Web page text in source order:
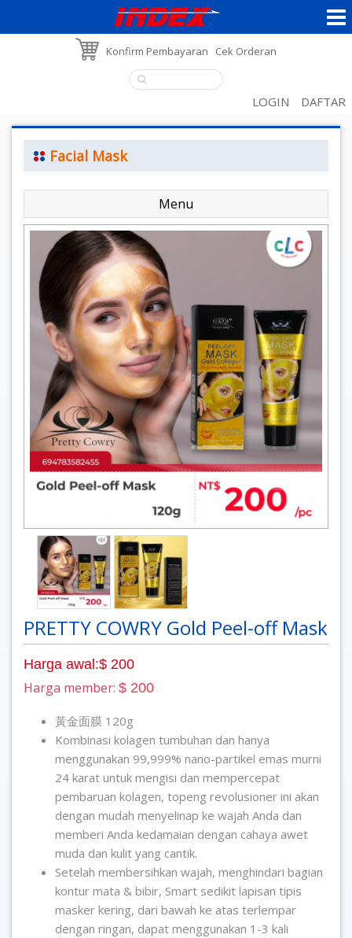
Konfirm Pembayaran Cek Orderan
LOGIN DAFTAR
Facial Mask
Menu
PRETTY COWRY Gold Peel-off Mask
Harga awal:$ 200
Harga member: $ 200
黃金面膜 120g
Kombinasi kolagen tumbuhan dan hanya
menggunakan 99,999% nano-partikel emas murni
24 karat untuk mengisi dan mempercepat
pembaruan kolagen, topeng revolusioner ini akan
dengan mudah menyelinap ke wajah Anda dan
memberi Anda kedamaian dengan cahaya awet
muda dan kulit yang cantik.
Setelah membersihkan wajah, menghindari bagian
kontur mata & bibir, Smart sedikit lapisan tipis
masker kering, dari bawah ke atas terlempar
dengan ringan, dapat menggunakan 1-3 kali